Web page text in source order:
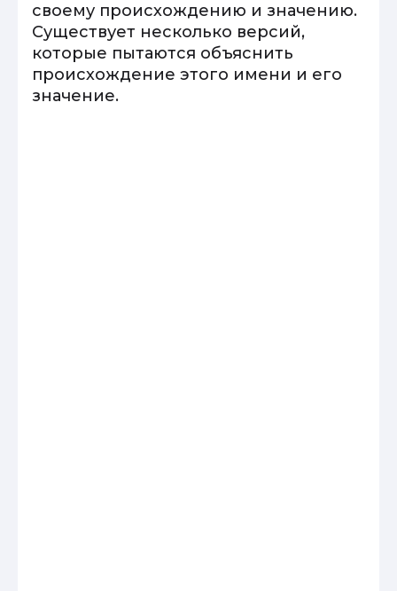
своему происхождению и значению.
Существует несколько версий,
которые пытаются объяснить
происхождение этого имени и его
значение.